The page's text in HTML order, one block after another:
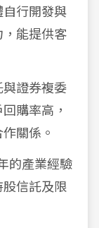
自行開發與
能提供客
與證券複委
購率高，
關係。
的產業經驗
信託及限